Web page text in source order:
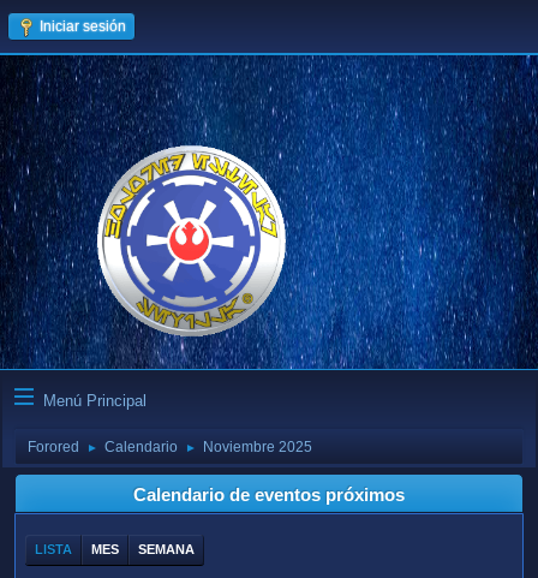
Iniciar sesión
Menú Principal
Forored ► Calendario ► Noviembre 2025
Calendario de eventos próximos
LISTA MES SEMANA